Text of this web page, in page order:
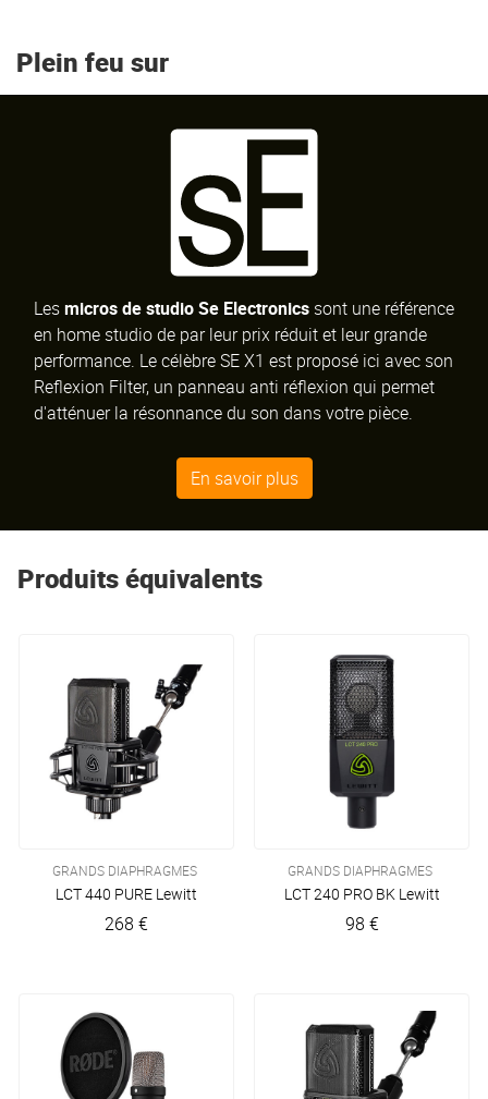
Plein feu sur
Lesmicros de studio Se Electronics sont une référence
en home studio de par leur prix réduit et leur grande
performance. Le célèbre SE X1 est proposé ici avec son
Reflexion Filter, un panneau anti réflexion qui permet
d'atténuer la résonnance du son dans votre pièce.
En savoir plus
Produits équivalents
GRANDS DIAPHRAGMES
LCT 440 PURE Lewitt
268 €
GRANDS DIAPHRAGMES
LCT 240 PRO BK Lewitt
98 €